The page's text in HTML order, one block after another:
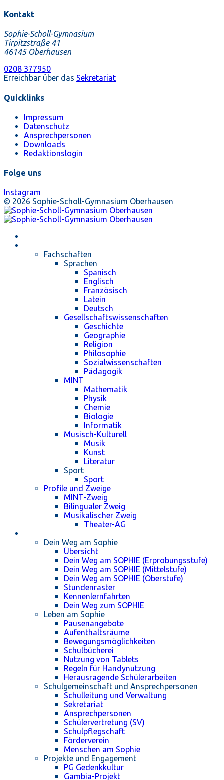
Kontakt
Sophie-Scholl-Gymnasium
Tirpitzstraße 41
46145 Oberhausen
0208 377950
Erreichbar über das Sekretariat
Quicklinks
Impressum
Datenschutz
Ansprechpersonen
Downloads
Redaktionslogin
Folge uns
Instagram
© 2026 Sophie-Scholl-Gymnasium Oberhausen
Fachschaften
Sprachen
Spanisch
Englisch
Französisch
Latein
Deutsch
Gesellschaftswissenschaften
Geschichte
Geographie
Religion
Philosophie
Sozialwissenschaften
Pädagogik
MINT
Mathematik
Physik
Chemie
Biologie
Informatik
Musisch-Kulturell
Musik
Kunst
Literatur
Sport
Sport
Profile und Zweige
MINT-Zweig
Bilingualer Zweig
Musikalischer Zweig
Theater-AG
Dein Weg am Sophie
Übersicht
Dein Weg am SOPHIE (Erprobungsstufe)
Dein Weg am SOPHIE (Mittelstufe)
Dein Weg am SOPHIE (Oberstufe)
Stundenraster
Kennenlernfahrten
Dein Weg zum SOPHIE
Leben am Sophie
Pausenangebote
Aufenthaltsräume
Bewegungsmöglichkeiten
Schulbücherei
Nutzung von Tablets
Regeln für Handynutzung
Herausragende Schülerarbeiten
Schulgemeinschaft und Ansprechpersonen
Schulleitung und Verwaltung
Sekretariat
Ansprechpersonen
Schülervertretung (SV)
Schulpflegschaft
Förderverein
Menschen am Sophie
Projekte und Engagement
PG Gedenkkultur
Gambia-Projekt